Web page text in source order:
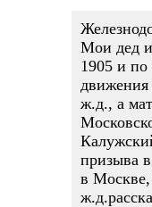
Мои дед
1905 и по
движения
ж.д., а
призыва
в